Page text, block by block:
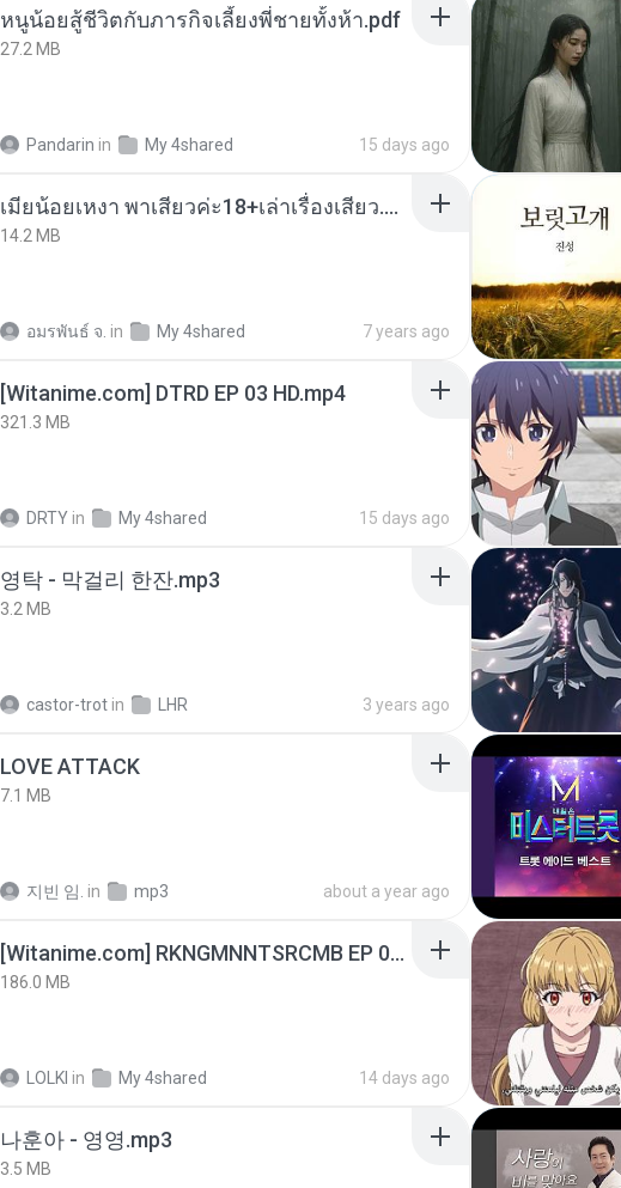
หนูน้อยสู้ชีวิตกับภารกิจเลี้ยงพี่ชายทั้งห้า.pdf
27.2 MB
Pandarin in My 4shared 15 days ago
เมียน้อยเหงา พาเสียวค่ะ18+เล่าเรื่องเสียว.mp3
14.2 MB
อมรพันธ์ จ. in My 4shared 7 years ago
[Witanime.com] DTRD EP 03 HD.mp4
321.3 MB
DRTY in My 4shared 15 days ago
영탁 - 막걸리 한잔.mp3
3.2 MB
castor-trot in LHR 3 years ago
LOVE ATTACK
7.1 MB
지빈 임. in mp3 about a year ago
[Witanime.com] RKNGMNNTSRCMB EP 05 HD.mp4
186.0 MB
LOLKI in My 4shared 14 days ago
나훈아 - 영영.mp3
3.5 MB